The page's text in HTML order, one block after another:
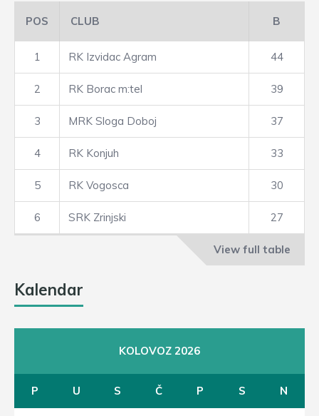
POS CLUB B
1 RK Izvidac Agram 44
2 RK Borac m:tel 39
3 MRK Sloga Doboj 37
4 RK Konjuh 33
5 RK Vogosca 30
6 SRK Zrinjski 27
View full table
Kalendar
KOLOVOZ 2026
P U S Č P S N